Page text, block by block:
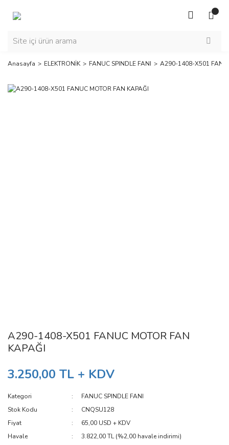
Anasayfa ELEKTRONİK FANUC SPINDLE FANI A290-1408-X501
A290-1408-X501 FANUC MOTOR FAN
KAPAĞI
3.250,00 TL + KDV
Kategori
FANUC SPINDLE FANI
Stok Kodu
CNQSU128
Fiyat
65,00 USD + KDV
Havale
3.822,00 TL (%2,00 havale indirimi)